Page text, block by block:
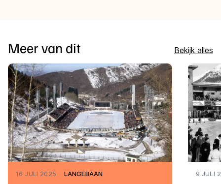
Meer van dit Bekijk alles
16 JULI 2025 LANGEBAAN 9 JULI